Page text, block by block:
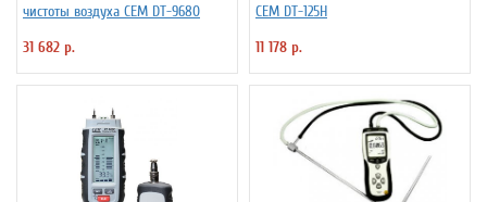
чистоты воздуха СЕМ DT-9680
31 682 р.
СЕМ DT-125H
11 178 р.